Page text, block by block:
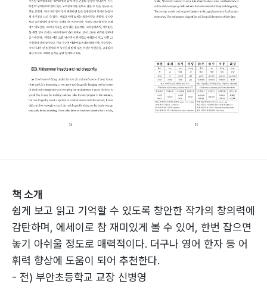
책 소개
쉽게 보고 읽고 기억할 수 있도록 창안한 작가의 창의력에
감탄하며, 에세이로 참 재미있게 볼 수 있어, 한번 잡으면
놓기 아쉬울 정도로 매력적이다. 더구나 영어 한자 등 어
휘력 향상에 도움이 되어 추천한다.
- 전) 부안초등학교 교장 신병영